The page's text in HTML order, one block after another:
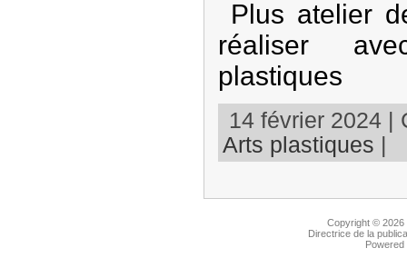
Plus atelier
réaliser
plastiques
14 février 2024 |
Arts plastiques |
Copyright © 2026
Directrice de la